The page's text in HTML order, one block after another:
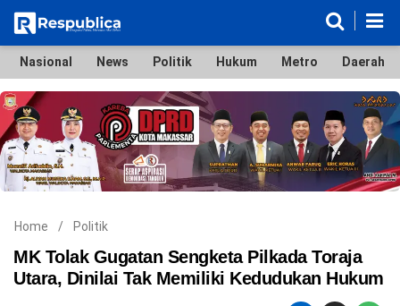
Nasional
News
Politik
Hukum
Metro
Daerah
Ekonomi & Bisnis
Lifestyle
Otomotif
Bola & Sport
Edukasi
Tokoh
Hiburan
Nasional News Politik Hukum Metro Daerah
Home / Politik
MK Tolak Gugatan Sengketa Pilkada Toraja
Utara, Dinilai Tak Memiliki Kedudukan Hukum